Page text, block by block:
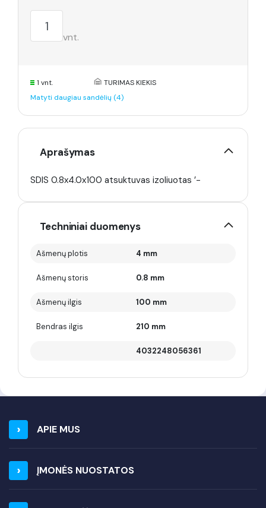
vnt.
1 vnt.
TURIMAS KIEKIS
Matyti daugiau sandėlių (4)
Aprašymas
SDIS 0.8x4.0x100 atsuktuvas izoliuotas ’-
Techniniai duomenys
Ašmenų plotis 4 mm
Ašmenų storis 0.8 mm
Ašmenų ilgis 100 mm
Bendras ilgis 210 mm
4032248056361
APIE MUS
ĮMONĖS NUOSTATOS